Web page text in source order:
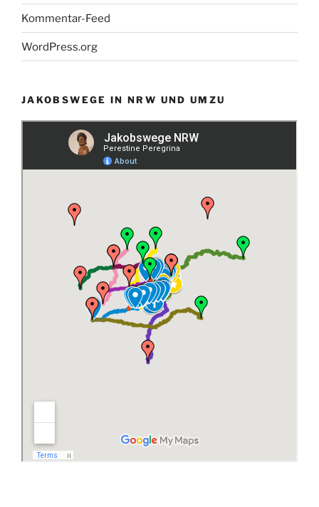
Kommentar-Feed
WordPress.org
JAKOBSWEGE IN NRW UND UMZU